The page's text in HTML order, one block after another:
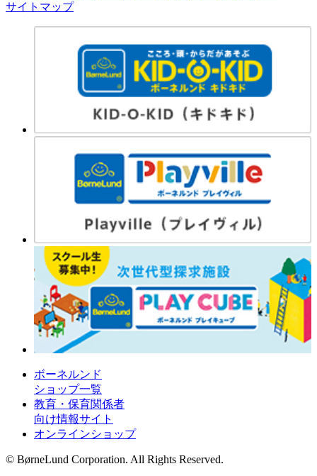
サイトマップ
ボーネルンド
ショップ一覧
教育・保育関係者
向け情報サイト
オンラインショップ
© BørneLund Corporation. All Rights Reserved.